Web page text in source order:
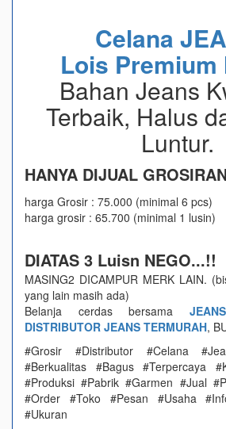
Celana
Lois Premium
Bahan Jeans
Terbaik, Halus
Luntur.
HANYA DIJUAL
harga Grosir : 75.000 (minimal 6 pcs)
harga grosir : 65.700 (minimal 1 lusin)
DIATAS 3 Luisn NEGO...!!
MASING2 DICAMPUR MERK LAIN.
yang lain masih ada)
Belanja cerdas bersama
DISTRIBUTOR JEANS TERMURAH,
#Grosir #Distributor #Celana
#Berkualitas #Bagus #Terpercaya
#Produksi #Pabrik #Garmen #Jual
#Order #Toko #Pesan #Usaha
#Ukuran